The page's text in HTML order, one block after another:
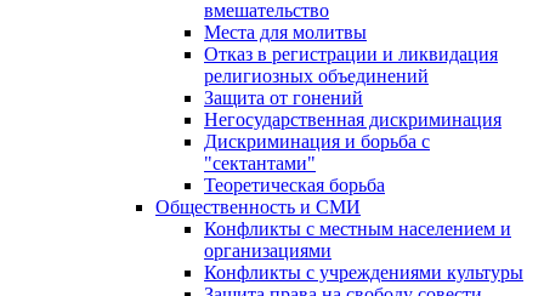
вмешательство
Места для молитвы
Отказ в регистрации и ликвидация
религиозных объединений
Защита от гонений
Негосударственная дискриминация
Дискриминация и борьба с
"сектантами"
Теоретическая борьба
Общественность и СМИ
Конфликты с местным населением и
организациями
Конфликты с учреждениями культуры